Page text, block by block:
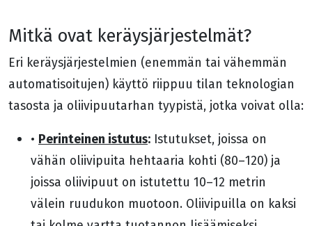
Mitkä ovat keräysjärjestelmät?
Eri keräysjärjestelmien (enemmän tai vähemmän
automatisoitujen) käyttö riippuu tilan teknologian
tasosta ja oliivipuutarhan tyypistä, jotka voivat olla:
• Perinteinen istutus: Istutukset, joissa on
vähän oliivipuita hehtaaria kohti (80–120) ja
joissa oliivipuut on istutettu 10–12 metrin
välein ruudukon muotoon. Oliivipuilla on kaksi